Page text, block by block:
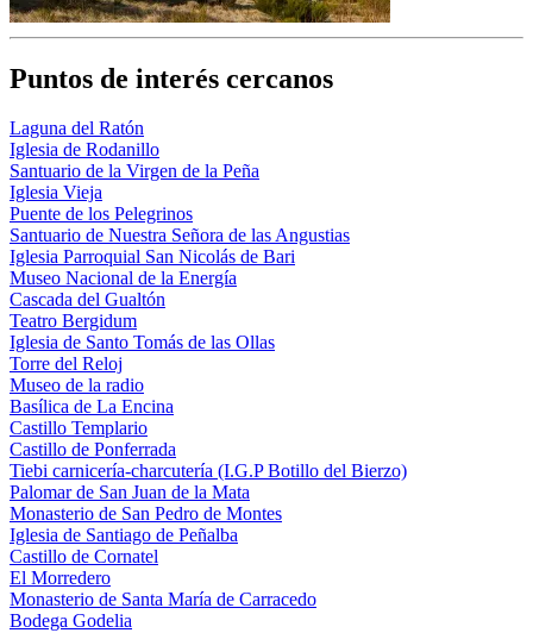
Puntos de interés cercanos
Laguna del Ratón
Iglesia de Rodanillo
Santuario de la Virgen de la Peña
Iglesia Vieja
Puente de los Pelegrinos
Santuario de Nuestra Señora de las Angustias
Iglesia Parroquial San Nicolás de Bari
Museo Nacional de la Energía
Cascada del Gualtón
Teatro Bergidum
Iglesia de Santo Tomás de las Ollas
Torre del Reloj
Museo de la radio
Basílica de La Encina
Castillo Templario
Castillo de Ponferrada
Tiebi carnicería-charcutería (I.G.P Botillo del Bierzo)
Palomar de San Juan de la Mata
Monasterio de San Pedro de Montes
Iglesia de Santiago de Peñalba
Castillo de Cornatel
El Morredero
Monasterio de Santa María de Carracedo
Bodega Godelia